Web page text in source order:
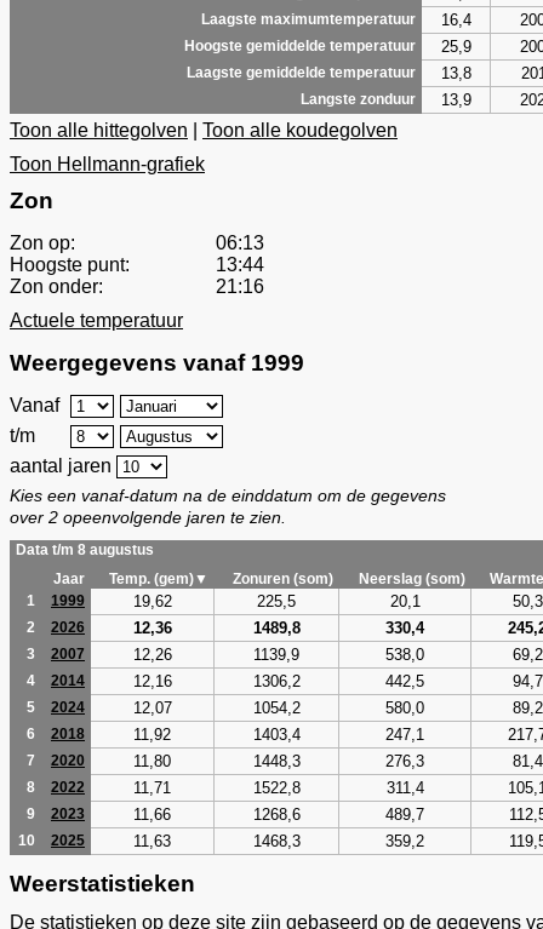
Laagste maximumtemperatuur 16,4
Hoogste gemiddelde temperatuur 25,9
Laagste gemiddelde temperatuur 13,8
Langste zonduur 13,9
Toon alle hittegolven
Toon alle koudegolven
Toon Hellmann-grafiek
Zon
Zon op:
06:13
Hoogste punt:
13:44
Zon onder:
21:16
Actuele temperatuur
Weergegevens vanaf 1999
Vanaf
t/m
aantal jaren
Kies een vanaf-datum na de einddatum om de gegevens
over 2 opeenvolgende jaren te zien.
Data t/m 8 augustus
Jaar
Temp. (gem)▼ Zonuren (som) Neerslag (som)
1
1999 19,62 225,5 20,1 50,3
2 2026 12,36 1489,8 330,4
3 2007 12,26 1139,9 538,0 69,2
4 2014 12,16 1306,2 442,5 94,7
5 2024 12,07 1054,2 580,0 89,2
6 2018 11,92 1403,4 247,1
7 2020 11,80 1448,3 276,3 81,4
8 2022 11,71 1522,8 311,4
9 2023 11,66 1268,6 489,7
10 2025 11,63 1468,3 359,2
Weerstatistieken
De statistieken op deze site zijn gebaseerd op de gegevens